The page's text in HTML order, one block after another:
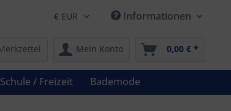
Informationen
Mein Konto 0,00 € *
Schule / Freizeit Bademode